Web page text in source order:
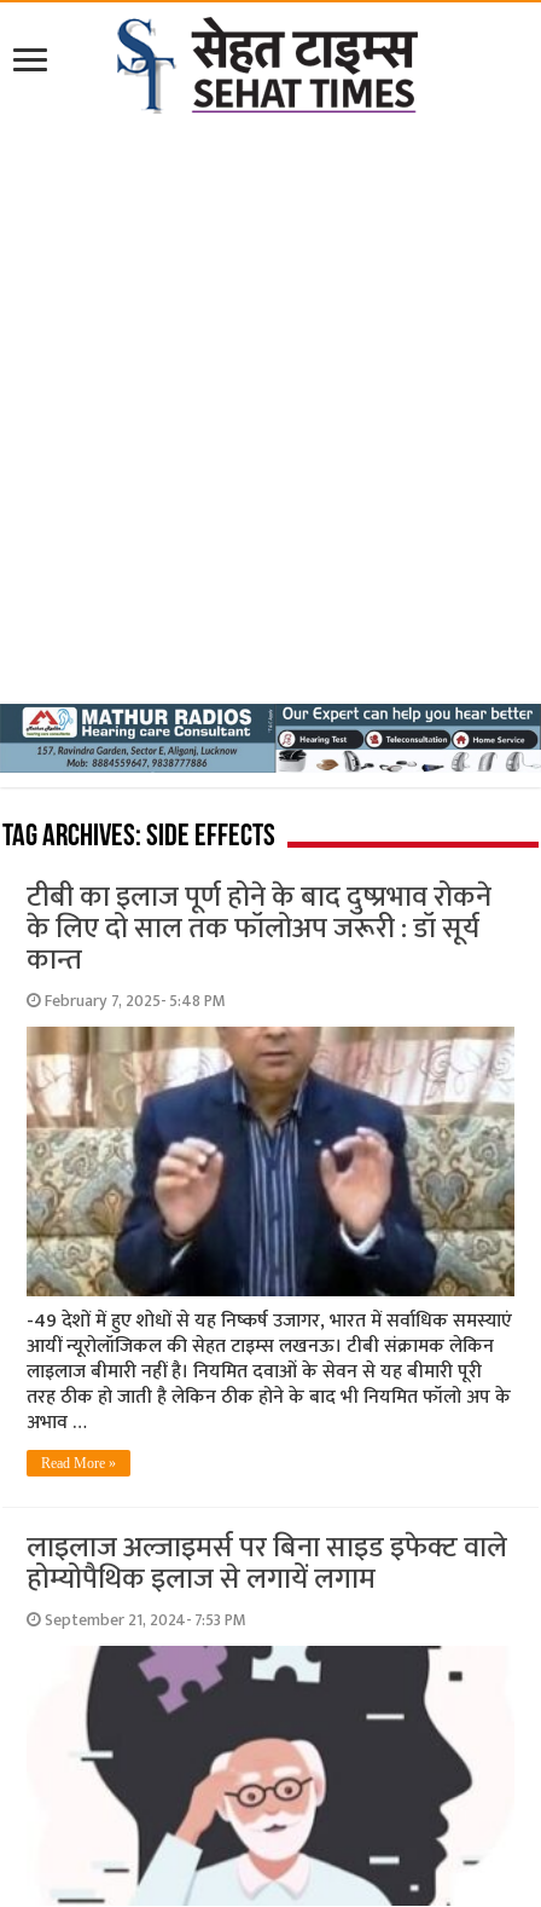
Tag Archives:side effects
टीबी का इलाज पूर्ण होने के बाद दुष्प्रभाव रोकने
के लिए दो साल तक फॉलोअप जरूरी : डॉ सूर्य
कान्त
February 7, 2025- 5:48 PM
-49 देशों में हुए शोधों से यह निष्कर्ष उजागर, भारत में सर्वाधिक समस्याएं
आयीं न्यूरोलॉजिकल की सेहत टाइम्स लखनऊ। टीबी संक्रामक लेकिन
लाइलाज बीमारी नहीं है। नियमित दवाओं के सेवन से यह बीमारी पूरी
तरह ठीक हो जाती है लेकिन ठीक होने के बाद भी नियमित फॉलो अप के
अभाव …
Read More »
लाइलाज अल्जाइमर्स पर बिना साइड इफेक्ट वाले
होम्योपैथिक इलाज से लगायें लगाम
September 21, 2024- 7:53 PM